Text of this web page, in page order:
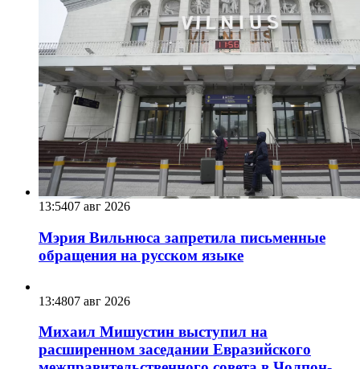
13:5407 авг 2026
Мэрия Вильнюса запретила письменные
обращения на русском языке
13:4807 авг 2026
Михаил Мишустин выступил на
расширенном заседании Евразийского